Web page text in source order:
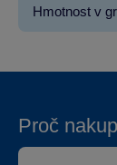
Hmotnost v
Proč